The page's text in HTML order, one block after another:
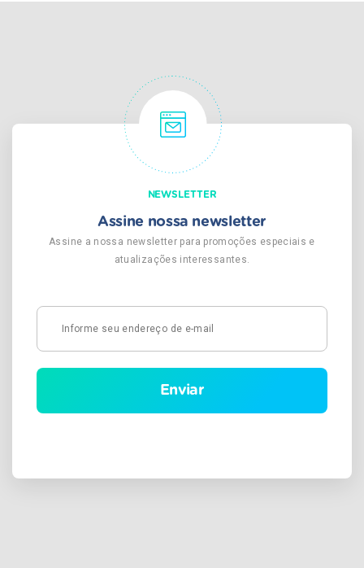
NEWSLETTER
Assine nossa newsletter
Assine a nossa newsletter para promoções especiais e
atualizações interessantes.